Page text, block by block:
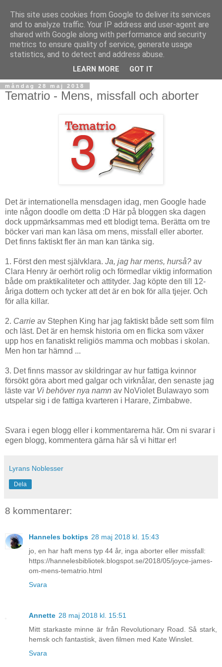
måndag 28 maj 2018
Tematrio - Mens, missfall och aborter
Det är internationella mensdagen idag, men Google hade
inte någon doodle om detta :D Här på bloggen ska dagen
dock uppmärksammas med ett blodigt tema. Berätta om tre
böcker vari man kan läsa om mens, missfall eller aborter.
Det finns faktiskt fler än man kan tänka sig.
1. Först den mest självklara. Ja, jag har mens, hurså? av
Clara Henry är oerhört rolig och förmedlar viktig information
både om praktikaliteter och attityder. Jag köpte den till 12-
åriga dottern och tycker att det är en bok för alla tjejer. Och
för alla killar.
2. Carrie av Stephen King har jag faktiskt både sett som film
och läst. Det är en hemsk historia om en flicka som växer
upp hos en fanatiskt religiös mamma och mobbas i skolan.
Men hon tar hämnd ...
3. Det finns massor av skildringar av hur fattiga kvinnor
försökt göra abort med galgar och virknålar, den senaste jag
läste var Vi behöver nya namn av NoViolet Bulawayo som
utspelar sig i de fattiga kvarteren i Harare, Zimbabwe.
Svara i egen blogg eller i kommentarerna här. Om ni svarar i
egen blogg, kommentera gärna här så vi hittar er!
Lyrans Noblesser
Dela
8 kommentarer:
Hanneles boktips 28 maj 2018 kl. 15:43
jo, en har haft mens typ 44 år, inga aborter eller missfall:
https://hannelesbibliotek.blogspot.se/2018/05/joyce-james-
om-mens-tematrio.html
Svara
Annette 28 maj 2018 kl. 15:51
Mitt starkaste minne är från Revolutionary Road. Så stark,
hemsk och fantastisk, även filmen med Kate Winslet.
Svara
This site uses cookies from Google to deliver its services
and to analyze traffic. Your IP address and user-agent are
shared with Google along with performance and security
metrics to ensure quality of service, generate usage
statistics, and to detect and address abuse.
LEARN MORE GOT IT